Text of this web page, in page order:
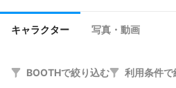
キャラクター 写真・動画
BOOTHで絞り込む 利用条件で